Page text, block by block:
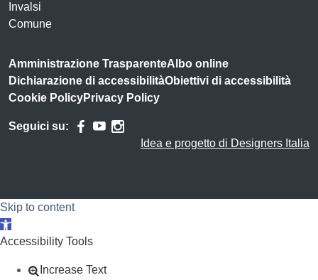
Invalsi
Comune
Amministrazione TrasparenteAlbo online
Dichiarazione di accessibilitàObiettivi di accessibilità
Cookie PolicyPrivacy Policy
Seguici su:
Idea e progetto di Designers Italia
Skip to content
Open toolbar
Accessibility Tools
Increase Text